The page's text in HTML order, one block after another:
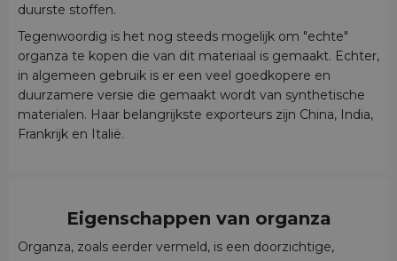
duurste stoffen.
Tegenwoordig is het nog steeds mogelijk om "echte"
organza te kopen die van dit materiaal is gemaakt. Echter,
in algemeen gebruik is er een veel goedkopere en
duurzamere versie die gemaakt wordt van synthetische
materialen. Haar belangrijkste exporteurs zijn China, India,
Frankrijk en Italië.
Eigenschappen van organza
Organza, zoals eerder vermeld, is een doorzichtige,